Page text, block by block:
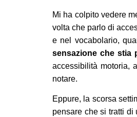
Mi ha colpito vedere
volta che parlo di
e nel vocabolario,
sensazione che stia
accessibilità motoria,
notare.
Eppure, la scorsa
pensare che si tratti di